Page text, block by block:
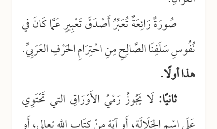
صُورَةٌ رَائِعَةٌ تُعَبِّرُ أَصْدَقَ تَعْبِيرٍ عَمَّا كَانَ في
نُفُوسِ سَلَفِنَا الصَّالِحِ مِنِ احْتِرَامِ الحَرْفِ العَرَبِيِّ.
هذا أولًا.
ثانيًا:لَا يَجُوزُ رَمْيُ الأَوْرَاقِ التي تَحْتَوِي